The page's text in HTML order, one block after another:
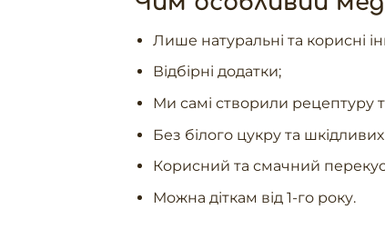
Лише натуральні та корисні
Відбірні додатки;
Ми самі створили рецептуру
Без білого цукру та
Корисний та смачний
Можна діткам від 1-го року.